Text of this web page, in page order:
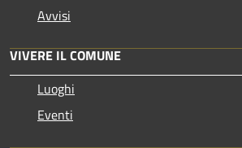
Avvisi
VIVERE IL COMUNE
Luoghi
Eventi